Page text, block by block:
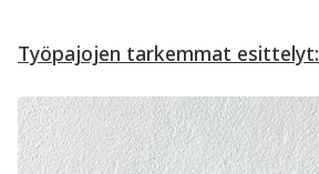
Työpajojen tarkemmat esittelyt: